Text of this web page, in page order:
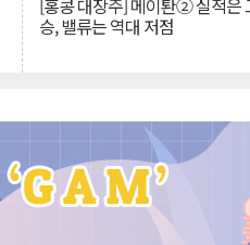
[홍콩 대장주] 메이퇀② 실적은
승, 밸류는 역대 저점